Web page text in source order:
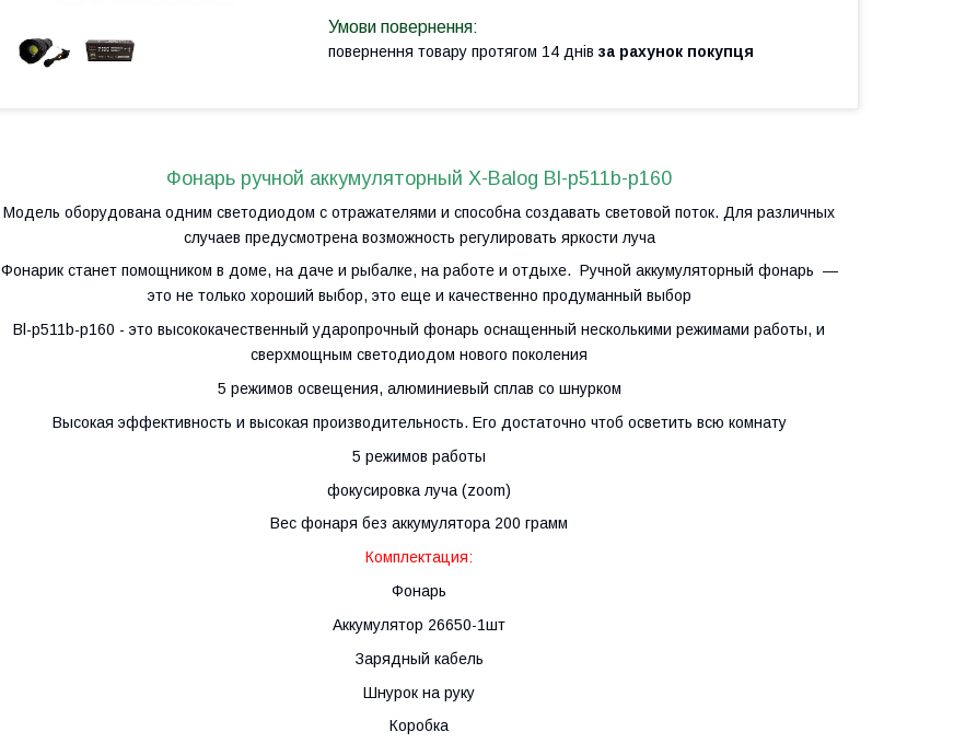
повернення товару протягом 14 днів за рахунок покупця
Фонарь ручной аккумуляторный X-Balog Bl-p511b-p160
Модель оборудована одним светодиодом с отражателями и способна создавать световой поток. Для различных
случаев предусмотрена возможность регулировать яркости луча
Фонарик станет помощником в доме, на даче и рыбалке, на работе и отдыхе. Ручной аккумуляторный фонарь ―
это не только хороший выбор, это еще и качественно продуманный выбор
Bl-p511b-p160 - это высококачественный ударопрочный фонарь оснащенный несколькими режимами работы, и
сверхмощным светодиодом нового поколения
5 режимов освещения, алюминиевый сплав со шнурком
Высокая эффективность и высокая производительность. Его достаточно чтоб осветить всю комнату
5 режимов работы
фокусировка луча (zoom)
Вес фонаря без аккумулятора 200 грамм
Комплектация:
Фонарь
Аккумулятор 26650-1шт
Зарядный кабель
Шнурок на руку
Коробка